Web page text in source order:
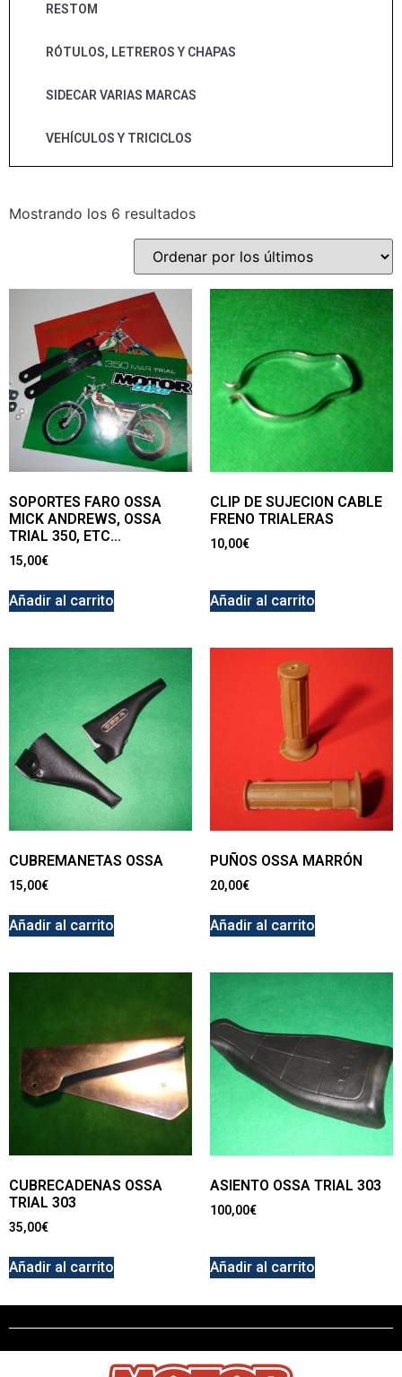
RESTOM
RÓTULOS, LETREROS Y CHAPAS
SIDECAR VARIAS MARCAS
VEHÍCULOS Y TRICICLOS
Mostrando los 6 resultados
SOPORTES FARO OSSA
MICK ANDREWS, OSSA
TRIAL 350, ETC…
15,00€
Añadir al carrito
CLIP DE SUJECION CABLE
FRENO TRIALERAS
10,00€
Añadir al carrito
CUBREMANETAS OSSA
15,00€
Añadir al carrito
PUÑOS OSSA MARRÓN
20,00€
Añadir al carrito
CUBRECADENAS OSSA
TRIAL 303
35,00€
Añadir al carrito
ASIENTO OSSA TRIAL 303
100,00€
Añadir al carrito